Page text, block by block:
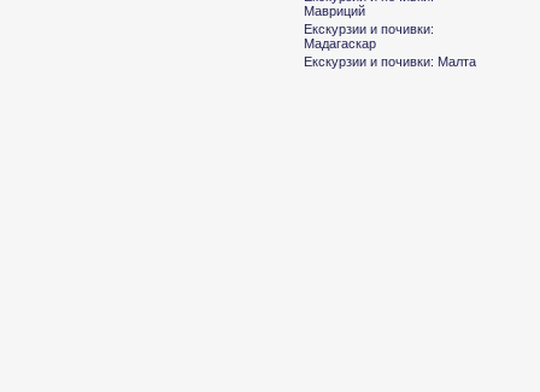
Мавриций
Екскурзии и почивки:
Мадагаскар
Екскурзии и почивки: Малта